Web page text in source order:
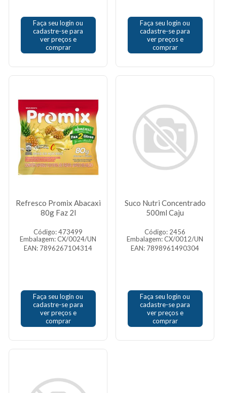
Faça seu login ou
cadastre-se para
ver preços e
comprar
Faça seu login ou
cadastre-se para
ver preços e
comprar
Refresco Promix Abacaxi
80g Faz 2l
Código: 473499
Embalagem: CX/0024/UN
EAN: 7896267104314
Faça seu login ou
cadastre-se para
ver preços e
comprar
Suco Nutri Concentrado
500ml Caju
Código: 2456
Embalagem: CX/0012/UN
EAN: 7898961490304
Faça seu login ou
cadastre-se para
ver preços e
comprar